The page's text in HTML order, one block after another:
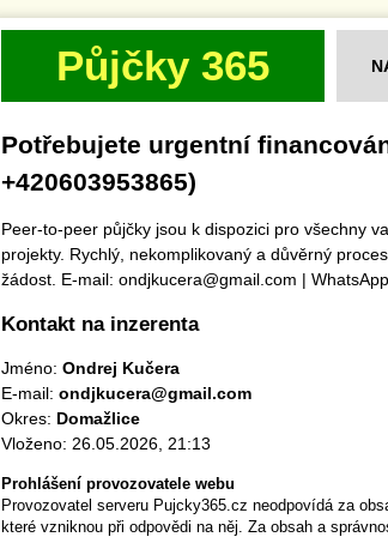
Půjčky 365
Potřebujete urgentní
+420603953865)
Peer-to-peer půjčky jsou k dispozici pro všechny
projekty. Rychlý, nekomplikovaný a důvěrný
žádost. E-mail: ondjkucera@gmail.com |
Kontakt na inzerenta
Jméno: Ondrej Kučera
E-mail: ondjkucera@gmail.com
Okres: Domažlice
Vloženo: 26.05.2026, 21:13
Prohlášení provozovatele webu
Provozovatel serveru Pujcky365.cz neodpovídá za
které vzniknou při odpovědi na něj. Za obsah a